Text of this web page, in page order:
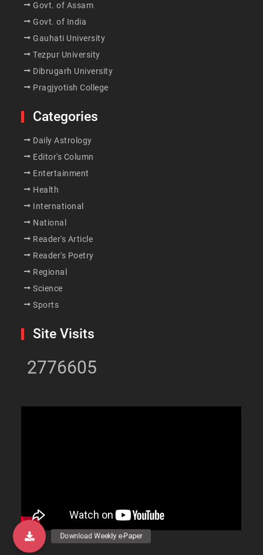
Govt. of Assam
Govt. of India
Gauhati University
Tezpur University
Dibrugarh University
Pragjyotish College
Categories
Daily Astrology
Editor's Column
Entertainment
Health
International
National
Reader's Article
Reader's Poetry
Regional
Science
Sports
Site Visits
2776605